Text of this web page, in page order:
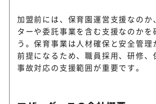
加盟前には、保育園運営支援なのか
ターや委託事業を含む支援なのかを
う。保育事業は人材確保と安全管理
前提になるため、職員採用、研修、
事故対応の支援範囲が重要です。